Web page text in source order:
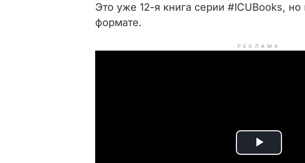
Это уже 12-я книга серии #ICUBooks, но
формате.
РЕКЛАМА
P